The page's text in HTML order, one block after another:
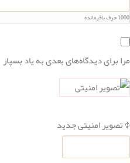
1000حرف باقیمانده
مرا برای دیدگاه‌های بعدی به یاد بسپار
تصویر امنیتی جدید